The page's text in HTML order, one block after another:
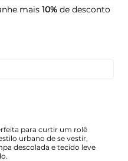
mais 10%de desconto
para curtir um rolê
urbano de se vestir,
descolada e tecido leve